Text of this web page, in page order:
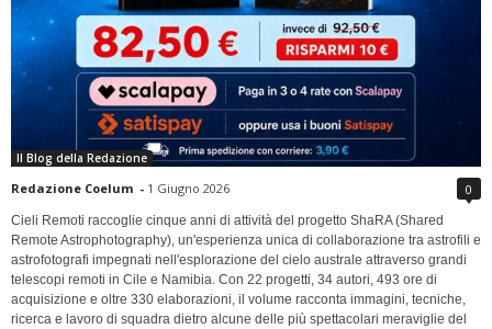
Il Blog della Redazione
Redazione Coelum - 1 Giugno 2026 0
Cieli Remoti raccoglie cinque anni di attività del progetto ShaRA (Shared
Remote Astrophotography), un'esperienza unica di collaborazione tra astrofili e
astrofotografi impegnati nell'esplorazione del cielo australe attraverso grandi
telescopi remoti in Cile e Namibia. Con 22 progetti, 34 autori, 493 ore di
acquisizione e oltre 330 elaborazioni, il volume racconta immagini, tecniche,
ricerca e lavoro di squadra dietro alcune delle più spettacolari meraviglie del